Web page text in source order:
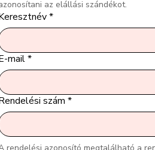
az elállási szándékot.
*
mail*
szám *